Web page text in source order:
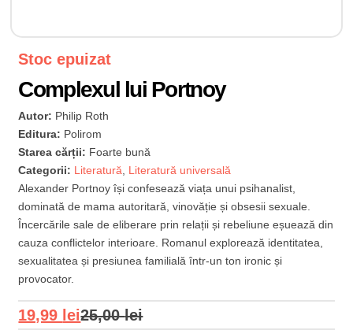
Stoc epuizat
Complexul lui Portnoy
Autor: Philip Roth
Editura: Polirom
Starea cărții: Foarte bună
Categorii: Literatură, Literatură universală
Alexander Portnoy își confesează viața unui psihanalist,
dominată de mama autoritară, vinovăție și obsesii sexuale.
Încercările sale de eliberare prin relații și rebeliune eșuează din
cauza conflictelor interioare. Romanul explorează identitatea,
sexualitatea și presiunea familială într-un ton ironic și
provocator.
25,00lei
19,99 lei